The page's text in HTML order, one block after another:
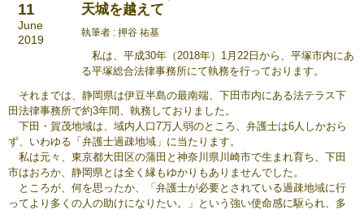
す。
す。
で。
11
June
2019
天城を越えて
執筆者 : 押谷 祐基
私は、平成30年（2018年）1月22日から、平塚市内にあ
る平塚総合法律事務所にて執務を行っております。
それまでは、静岡県は伊豆半島の最南端、下田市内にある法テラス下
田法律事務所で約3年間、執務しておりました。
下田・賀茂地域は、域内人口7万人弱のところ、弁護士は6人しかおら
ず、いわゆる「弁護士過疎地域」に当たります。
私は元々、東京都大田区の蒲田と神奈川県川崎市で生まれ育ち、下田
市はおろか、静岡県とは全く縁もゆかりもありませんでした。
ところが、何を思ったか、「弁護士が必要とされている過疎地域に行
ってより多くの人の助けになりたい。」という強い使命感に駆られ、多